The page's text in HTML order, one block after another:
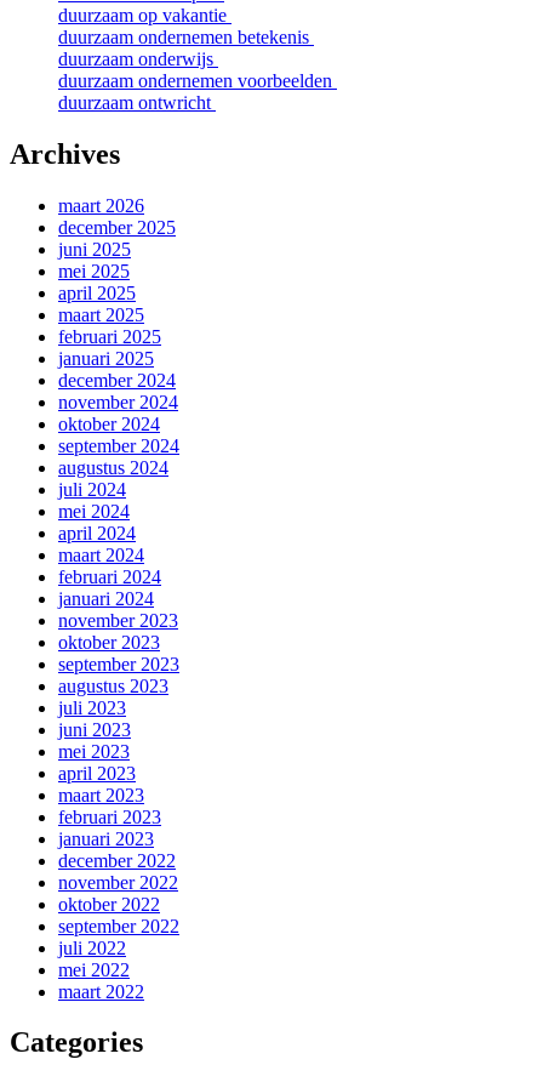
duurzaam op vakantie
duurzaam ondernemen betekenis
duurzaam onderwijs
duurzaam ondernemen voorbeelden
duurzaam ontwricht
Archives
maart 2026
december 2025
juni 2025
mei 2025
april 2025
maart 2025
februari 2025
januari 2025
december 2024
november 2024
oktober 2024
september 2024
augustus 2024
juli 2024
mei 2024
april 2024
maart 2024
februari 2024
januari 2024
november 2023
oktober 2023
september 2023
augustus 2023
juli 2023
juni 2023
mei 2023
april 2023
maart 2023
februari 2023
januari 2023
december 2022
november 2022
oktober 2022
september 2022
juli 2022
mei 2022
maart 2022
Categories